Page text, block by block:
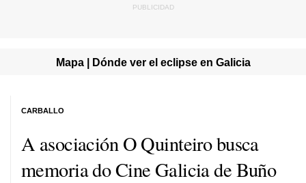
Mapa | Dónde ver el eclipse en Galicia
A asociación O Quinteiro busca
memoria do Cine Galicia de Buño
CARBALLO